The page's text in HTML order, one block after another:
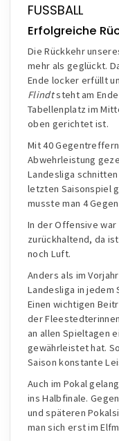
FUSSBALL
Erfolgreiche
Die Rückkehr
mehr als geglückt.
Ende locker erfüllt
Flindtsteht am
Tabellenplatz im
oben gerichtet ist.
Mit 40
Abwehrleistung
Landesliga
letzten Saisonspiel
musste man 4
In der Offensive
zurückhaltend, da
noch Luft.
Anders als im
Landesliga in
Einen wichtigen
der
an allen Spieltagen
gewährleistet hat.
Saison konstante
Auch im Pokal
ins Halbfinale.
und späteren
man sich erst im